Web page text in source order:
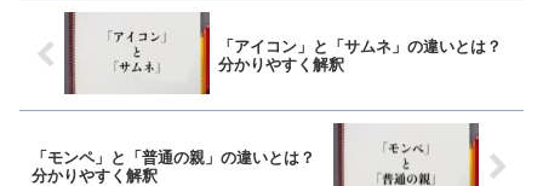
「アイコン」と「サムネ」の違いとは？
分かりやすく解釈
「モンペ」と「普通の親」の違いとは？
分かりやすく解釈